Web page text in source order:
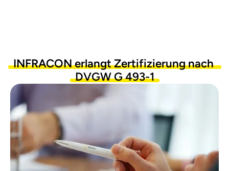
INFRACONerlangtZertifizierungnach
DVGWG493-1